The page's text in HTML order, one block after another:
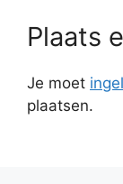
Plaats
Je moet
plaatsen.